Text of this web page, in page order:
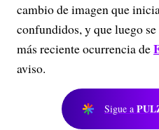
cambio de imagen que
confundidos, y que luego
más reciente ocurrencia de
aviso.
Sigue a